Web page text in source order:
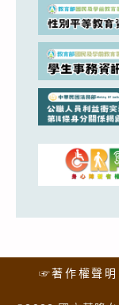
☞著作權聲明